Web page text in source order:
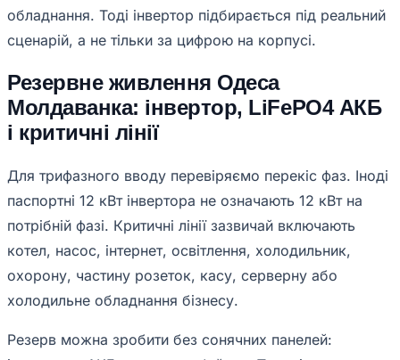
обладнання. Тоді інвертор підбирається під реальний
сценарій, а не тільки за цифрою на корпусі.
Резервне живлення Одеса
Молдаванка: інвертор, LiFePO4 АКБ
і критичні лінії
Для трифазного вводу перевіряємо перекіс фаз. Іноді
паспортні 12 кВт інвертора не означають 12 кВт на
потрібній фазі. Критичні лінії зазвичай включають
котел, насос, інтернет, освітлення, холодильник,
охорону, частину розеток, касу, серверну або
холодильне обладнання бізнесу.
Резерв можна зробити без сонячних панелей: